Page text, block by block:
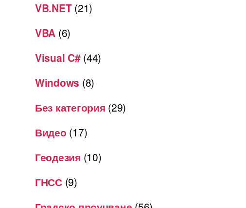
VB.NET(21)
VBA (6)
Visual C#(44)
Windows (8)
Без категория (29)
Видео (17)
Геодезия (10)
ГНСС(9)